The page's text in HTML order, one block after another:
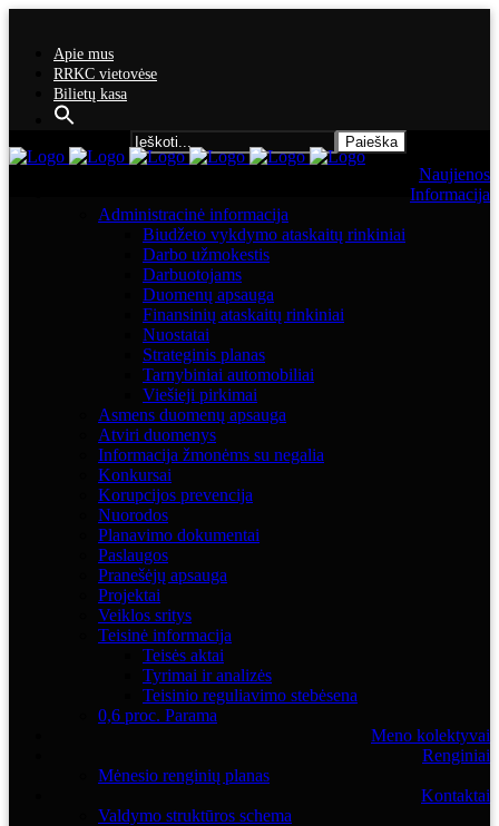
Apie mus
RRKC vietovėse
Bilietų kasa
Naujienos
Informacija
Administracinė informacija
Biudžeto vykdymo ataskaitų rinkiniai
Darbo užmokestis
Darbuotojams
Duomenų apsauga
Finansinių ataskaitų rinkiniai
Nuostatai
Strateginis planas
Tarnybiniai automobiliai
Viešieji pirkimai
Asmens duomenų apsauga
Atviri duomenys
Informacija žmonėms su negalia
Konkursai
Korupcijos prevencija
Nuorodos
Planavimo dokumentai
Paslaugos
Pranešėjų apsauga
Projektai
Veiklos sritys
Teisinė informacija
Teisės aktai
Tyrimai ir analizės
Teisinio reguliavimo stebėsena
0,6 proc. Parama
Meno kolektyvai
Renginiai
Mėnesio renginių planas
Kontaktai
Valdymo struktūros schema